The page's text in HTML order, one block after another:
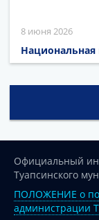
8 июня 2026
Официальный
Туапсинского
ПОЛОЖЕНИЕ о
администрации